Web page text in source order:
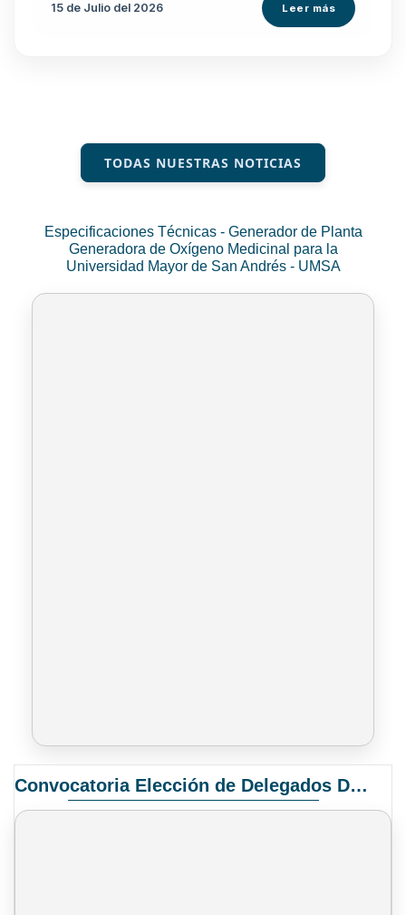
15 de Julio del 2026 Leer más
TODAS NUESTRAS NOTICIAS
Especificaciones Técnicas - Generador de Planta
Generadora de Oxígeno Medicinal para la
Universidad Mayor de San Andrés - UMSA
Convocatoria Elección de Delegados Docentes para el XIV Congreso Nacional de Universidades